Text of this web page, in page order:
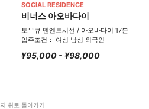
SOCIAL RESIDENCE
비너스 아오바다이
토우큐 덴엔토시선 / 아오바다이 17분
입주조건： 여성 남성 외국인
¥95,000 - ¥98,000